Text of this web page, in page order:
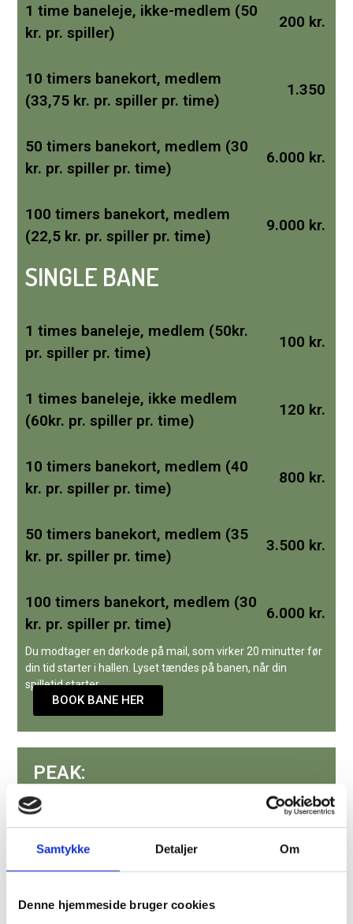
Samtykke Detaljer Om
Denne hjemmeside bruger cookies
1 time baneleje, ikke-medlem (50
kr. pr. spiller)
200 kr.
10 timers banekort, medlem
(33,75 kr. pr. spiller pr. time)
1.350
50 timers banekort, medlem (30
kr. pr. spiller pr. time)
6.000 kr.
100 timers banekort, medlem
(22,5 kr. pr. spiller pr. time)
9.000 kr.
SINGLE BANE
1 times baneleje, medlem (50kr.
pr. spiller pr. time)
100 kr.
1 times baneleje, ikke medlem
(60kr. pr. spiller pr. time)
120 kr.
10 timers banekort, medlem (40
kr. pr. spiller pr. time)
800 kr.
50 timers banekort, medlem (35
kr. pr. spiller pr. time)
3.500 kr.
100 timers banekort, medlem (30
kr. pr. spiller pr. time)
6.000 kr.
Du modtager en dørkode på mail, som virker 20 minutter før
din tid starter i hallen. Lyset tændes på banen, når din
spilletid starter.
BOOK BANE HER
PEAK:
HVERDAGE 15:00 - 22:00
LØRDAG 08:00 - 18:00
SØNDAG 08:00 - 22:00
DOUBLE BANER